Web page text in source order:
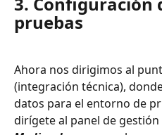
pruebas
Ahora nos dirigimos al
(integración técnica),
datos para el entorno de
dirígete al panel de gestión